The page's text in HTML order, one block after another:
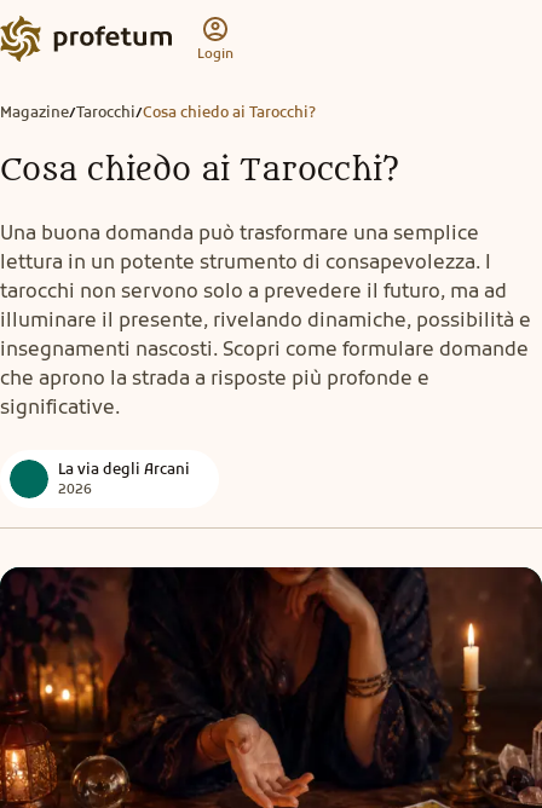
Login
Magazine/Tarocchi/Cosa chiedo ai Tarocchi?
Cosa chiedo ai Tarocchi?
Una buona domanda può trasformare una semplice
lettura in un potente strumento di consapevolezza. I
tarocchi non servono solo a prevedere il futuro, ma ad
illuminare il presente, rivelando dinamiche, possibilità e
insegnamenti nascosti. Scopri come formulare domande
che aprono la strada a risposte più profonde e
significative.
La via degli Arcani
2026